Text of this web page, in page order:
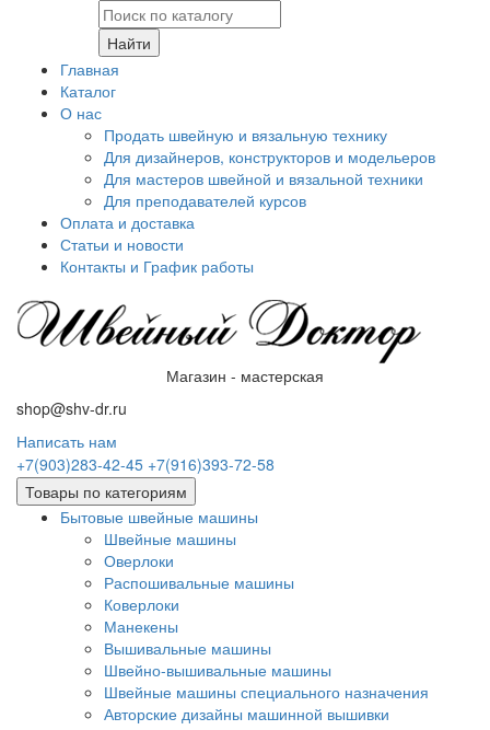
Найти
Главная
Каталог
О нас
Продать швейную и вязальную технику
Для дизайнеров, конструкторов и модельеров
Для мастеров швейной и вязальной техники
Для преподавателей курсов
Оплата и доставка
Статьи и новости
Контакты и График работы
Магазин - мастерская
shop@shv-dr.ru
Написать нам
+7(903)283-42-45 +7(916)393-72-58
Товары по категориям
Бытовые швейные машины
Швейные машины
Оверлоки
Распошивальные машины
Коверлоки
Манекены
Вышивальные машины
Швейно-вышивальные машины
Швейные машины специального назначения
Авторские дизайны машинной вышивки